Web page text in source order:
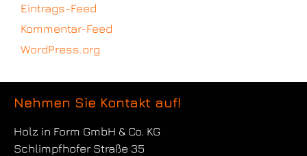
Eintrags-Feed
Kommentar-Feed
WordPress.org
Nehmen Sie Kontakt auf!
Holz in Form GmbH & Co. KG
Schlimpfhofer Straße 35